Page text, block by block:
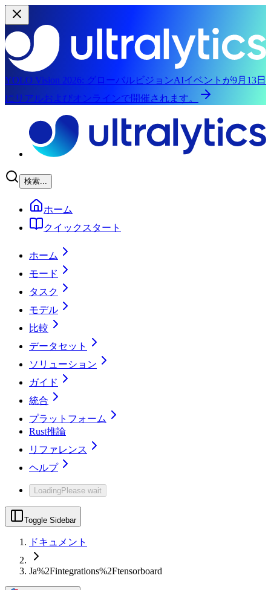
YOLO Vision 2026: グローバルビジョンAIイベントが9月13日
にリアルおよびオンラインで開催されます。
検索...
ホーム
クイックスタート
ホーム
モード
タスク
モデル
比較
データセット
ソリューション
ガイド
統合
プラットフォーム
Rust推論
リファレンス
ヘルプ
LoadingPlease wait
Toggle Sidebar
ドキュメント
Ja%2Fintegrations%2Ftensorboard